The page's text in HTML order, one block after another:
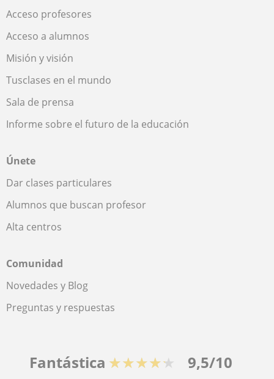
Acceso profesores
Acceso a alumnos
Misión y visión
Tusclases en el mundo
Sala de prensa
Informe sobre el futuro de la educación
Únete
Dar clases particulares
Alumnos que buscan profesor
Alta centros
Comunidad
Novedades y Blog
Preguntas y respuestas
Fantástica ★★★★★ 9,5/10